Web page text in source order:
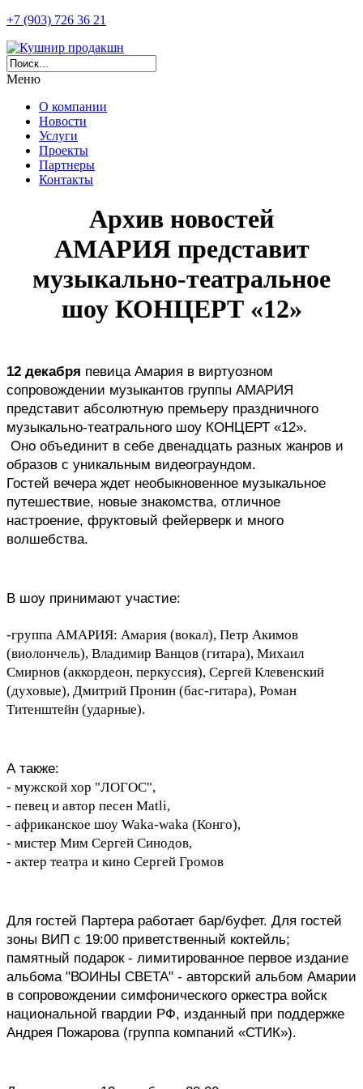
+7 (903) 726 36 21
Меню
О компании
Новости
Услуги
Проекты
Партнеры
Контакты
Архив новостей
АМАРИЯ представит
музыкально-театральное
шоу КОНЦЕРТ «12»
12 декабря певица Амария в виртуозном
сопровождении музыкантов группы АМАРИЯ
представит абсолютную премьеру праздничного
музыкально-театрального шоу КОНЦЕРТ «12».
образов с уникальным видеограундом.
Гостей вечера ждет необыкновенное музыкальное
путешествие, новые знакомства, отличное
настроение, фруктовый фейерверк и много
волшебства.
В шоу принимают участие:
-группа АМАРИЯ: Амария (вокал), Петр Акимов
(виолончель), Владимир Ванцов (гитара), Михаил
Смирнов (аккордеон, перкуссия), Сергей Клевенский
(духовые), Дмитрий Пронин (бас-гитара), Роман
Титенштейн (ударные).
А также:
- мужской хор "ЛОГОС",
- певец и автор песен Matli,
- африканское шоу Waka-waka (Конго),
- мистер Мим Сергей Синодов,
- актер театра и кино Сергей Громов
Для гостей Партера работает бар/буфет. Для гостей
зоны ВИП с 19:00 приветственный коктейль;
памятный подарок - лимитированное первое издание
альбома "ВОИНЫ СВЕТА" - авторский альбом Амарии
в сопровождении симфонического оркестра войск
национальной гвардии РФ, изданный при поддержке
Андрея Пожарова (группа компаний «СТИК»).